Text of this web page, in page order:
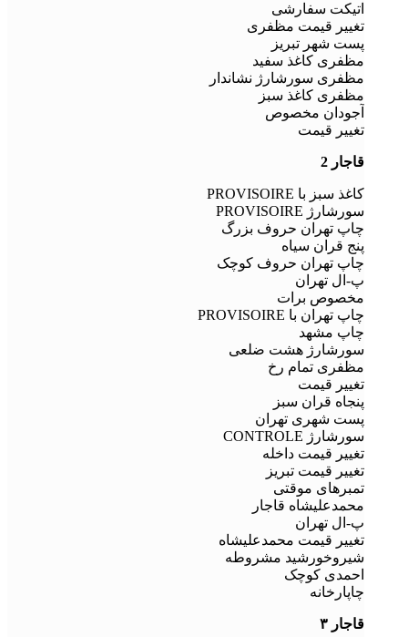
اتیکت سفارشی
تغییر قیمت مظفری
پست شهر تبریز
مظفری کاغذ سفید
مظفری سورشارژ نشاندار
مظفری کاغذ سبز
آجودان مخصوص
تغییر قیمت
قاجار 2
کاغذ سبز با PROVISOIRE
سورشارژ PROVISOIRE
چاپ تهران حروف بزرگ
پنج قران سیاه
چاپ تهران حروف کوچک
پ-ال تهران
مخصوص برات
چاپ تهران با PROVISOIRE
چاپ مشهد
سورشارژ هشت ضلعی
مظفری تمام رخ
تغییر قیمت
پنجاه قران سبز
پست شهری تهران
سورشارژ CONTROLE
تغییر قیمت داخله
تغییر قیمت تبریز
تمبرهای موقتی
محمدعلیشاه قاجار
پ-ال تهران
تغییر قیمت محمدعلیشاه
شیروخورشید مشروطه
احمدی کوچک
چاپارخانه
قاجار ۳